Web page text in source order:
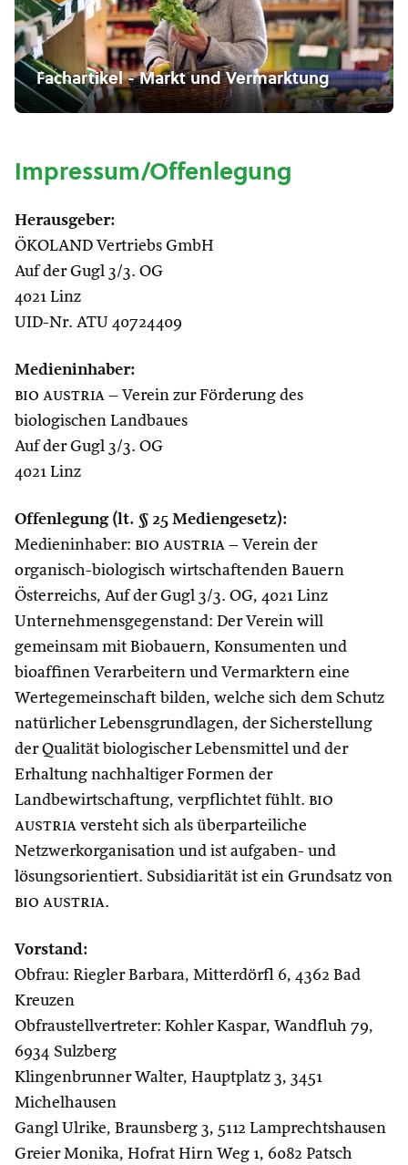
Fachartikel - Markt und Vermarktung
Impressum/Offenlegung
Herausgeber:
ÖKOLAND Vertriebs GmbH
Auf der Gugl 3/3. OG
4021 Linz
UID-Nr. ATU 40724409
Medieninhaber:
bio austria – Verein zur Förderung des
biologischen Landbaues
Auf der Gugl 3/3. OG
4021 Linz
Offenlegung (lt. § 25 Mediengesetz):
Medieninhaber: bio austria – Verein der
organisch-biologisch wirtschaftenden Bauern
Österreichs, Auf der Gugl 3/3. OG, 4021 Linz
Unternehmensgegenstand: Der Verein will
gemeinsam mit Biobauern, Konsumenten und
bioaffinen Verarbeitern und Vermarktern eine
Wertegemeinschaft bilden, welche sich dem Schutz
natürlicher Lebensgrundlagen, der Sicherstellung
der Qualität biologischer Lebensmittel und der
Erhaltung nachhaltiger Formen der
Landbewirtschaftung, verpflichtet fühlt. bio
austria versteht sich als überparteiliche
Netzwerkorganisation und ist aufgaben- und
lösungsorientiert. Subsidiarität ist ein Grundsatz von
bio austria.
Vorstand:
Obfrau: Riegler Barbara, Mitterdörfl 6, 4362 Bad
Kreuzen
Obfraustellvertreter: Kohler Kaspar, Wandfluh 79,
6934 Sulzberg
Klingenbrunner Walter, Hauptplatz 3, 3451
Michelhausen
Gangl Ulrike, Braunsberg 3, 5112 Lamprechtshausen
Greier Monika, Hofrat Hirn Weg 1, 6082 Patsch